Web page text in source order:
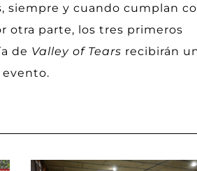
siempre y cuando cumplan
otra parte, los tres primeros
de Valley of Tears recibirán